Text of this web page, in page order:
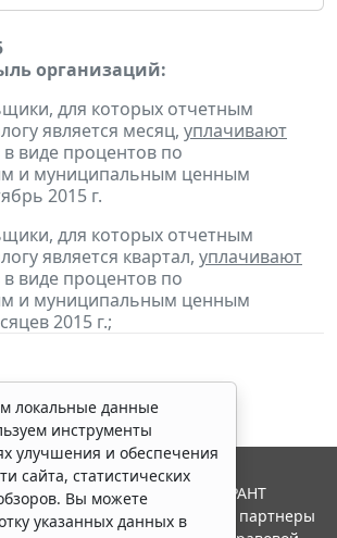
организаций:
для которых отчетным
является месяц, уплачивают
в виде процентов по
и муниципальным ценным
2015 г.
для которых отчетным
является квартал, уплачивают
в виде процентов по
и муниципальным ценным
2015 г.;
локальные данные
инструменты
улучшения и обеспечения
сайта, статистических
Вы можете
указанных данных в
СЕРВИС", 2026. Система ГАРАНТ
года. Компания "Гарант" и ее партнеры